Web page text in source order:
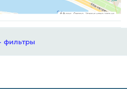
фильтры